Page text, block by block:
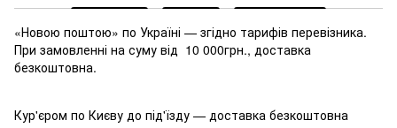
«Новою поштою» по Україні — згідно тарифів перевізника.
При замовленні на суму від 10 000грн., доставка
безкоштовна.
Кур'єром по Києву до під'їзду — доставка безкоштовна